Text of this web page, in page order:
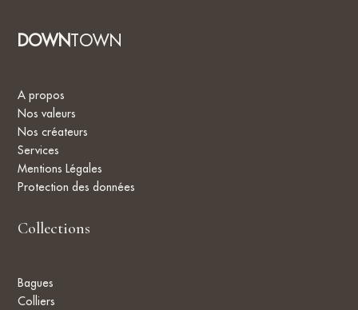
DOWNTOWN
A propos
Nos valeurs
Nos créateurs
Services
Mentions Légales
Protection des données
Collections
Bagues
Colliers